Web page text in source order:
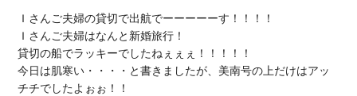
Ｉさんご夫婦の貸切で出航でーーーーーす！！！！
Ｉさんご夫婦はなんと新婚旅行！
貸切の船でラッキーでしたねぇぇぇ！！！！！
今日は肌寒い・・・・と書きましたが、美南号の上だけはアッ
チチでしたよぉぉ！！